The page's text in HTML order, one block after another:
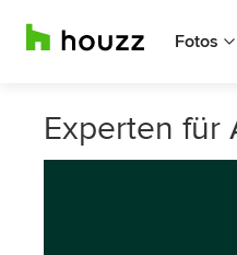
Fotos
Experten für